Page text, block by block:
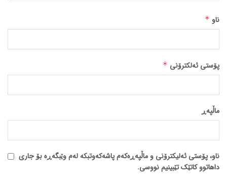
ناو *
پۆستی ئەلکترۆنی *
ماڵپه‌ڕ
ناو، پۆستی ئەلیکترۆنی و ماڵپەڕەکەم پاشەکەوتبکە لەم وێبگەڕە بۆ جاری
داهاتوو کاتێک تێبینیم نووسی.